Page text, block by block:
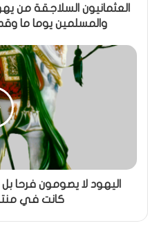
العثمانيون السلاجقة من
والمسلمين يوما ما
اليهود لا يصومون فرحا
كانت في